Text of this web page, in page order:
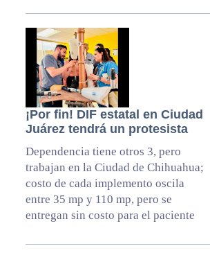
¡Por fin! DIF estatal en Ciudad
Juárez tendrá un protesista
Dependencia tiene otros 3, pero
trabajan en la Ciudad de Chihuahua;
costo de cada implemento oscila
entre 35 mp y 110 mp, pero se
entregan sin costo para el paciente